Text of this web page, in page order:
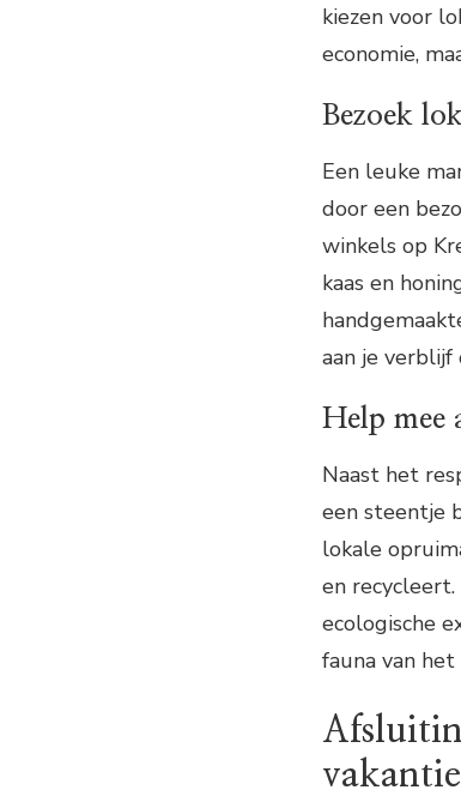
kiezen voor
economie,
Bezoek
Een leuke
door een
winkels op
kaas en
aan je verblijf
Help mee
Naast het
een steentje
lokale
en
ecologische
fauna van het